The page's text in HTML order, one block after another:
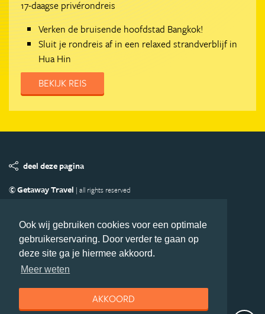
Ook wij gebruiken cookies voor een optimale
gebruikerservaring. Door verder te gaan op
deze site ga je hiermee akkoord.
Meer weten
AKKOORD
17-daagse privérondreis
Verken de bruisende hoofdstad Bangkok!
Sluit je rondreis af in een relaxed strandverblijf in
Hua Hin
BEKIJK REIS
deel deze pagina
© Getaway Travel | all rights reserved
Copyright
Privacy statement Disclaimer
Cookies
Volg Azie.nl
Nieuwsbrief
Facebook